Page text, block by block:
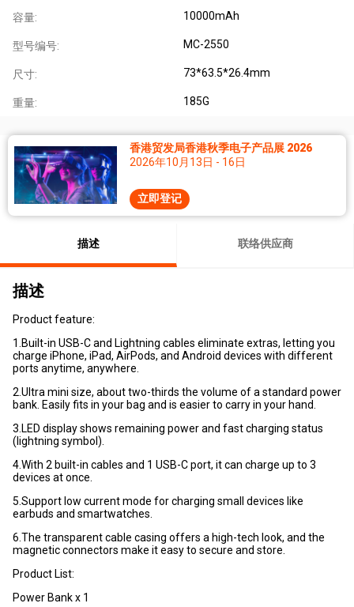
容量: 10000mAh
型号编号: MC-2550
尺寸: 73*63.5*26.4mm
重量: 185G
香港贸发局香港秋季电子产品展 2026
2026年10月13日 - 16日
立即登记
描述 联络供应商
描述
Product feature:
1.Built-in USB-C and Lightning cables eliminate extras, letting you
charge iPhone, iPad, AirPods, and Android devices with different
ports anytime, anywhere.
2.Ultra mini size, about two-thirds the volume of a standard power
bank. Easily fits in your bag and is easier to carry in your hand.
3.LED display shows remaining power and fast charging status
(lightning symbol).
4.With 2 built-in cables and 1 USB-C port, it can charge up to 3
devices at once.
5.Support low current mode for charging small devices like
earbuds and smartwatches.
6.The transparent cable casing offers a high-tech look, and the
magnetic connectors make it easy to secure and store.
Product List:
Power Bank x 1